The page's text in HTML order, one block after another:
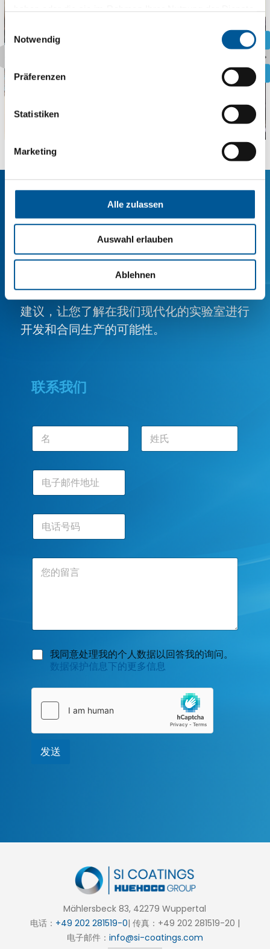
Einwilligungsauswahl
Notwendig
Präferenzen
Statistiken
Marketing
Alle zulassen
Auswahl erlauben
Ablehnen
您在寻找生产合作伙伴吗？
请与我们联系，我们很乐意为您提供详细的
建议，让您了解在我们现代化的实验室进行
开发和合同生产的可能性。
联系我们
名
电
邮
*
电
号
评
数
据
护
我同意处理我的个人数据以回答我的询问。
数据保护信息下的更多信息
发送
Mählersbeck 83, 42279 Wuppertal
电话： +49 202 281519-0| 传真：+49 202 281519-20 |
电子邮件： info@si-coatings.com